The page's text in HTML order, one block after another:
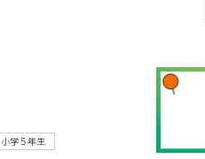
小学５年生